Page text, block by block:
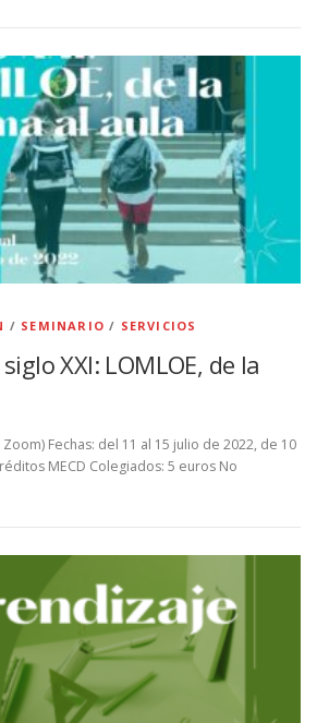
/ SEMINARIO / SERVICIOS
XXI: LOMLOE, de la
Fechas: del 11 al 15 julio de 2022, de 10
MECD Colegiados: 5 euros No